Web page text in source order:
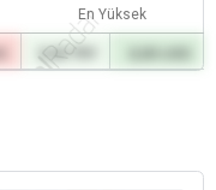
En Yüksek
0,00 TRY